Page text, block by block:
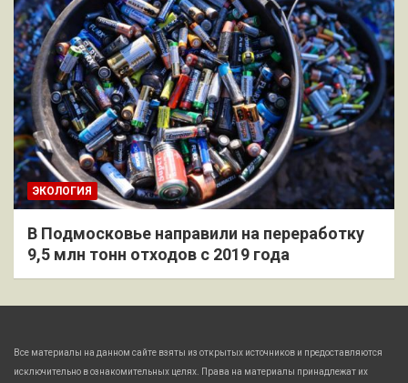
ЭКОЛОГИЯ
В Подмосковье направили на переработку
9,5 млн тонн отходов с 2019 года
Все материалы на данном сайте взяты из открытых источников и предоставляются
исключительно в ознакомительных целях. Права на материалы принадлежат их